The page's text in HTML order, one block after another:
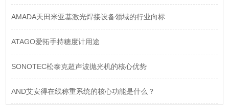
AMADA天田米亚基激光焊接设备领域的行业向标
ATAGO爱拓手持糖度计用途
SONOTEC松泰克超声波抛光机的核心优势
AND艾安得在线称重系统的核心功能是什么？